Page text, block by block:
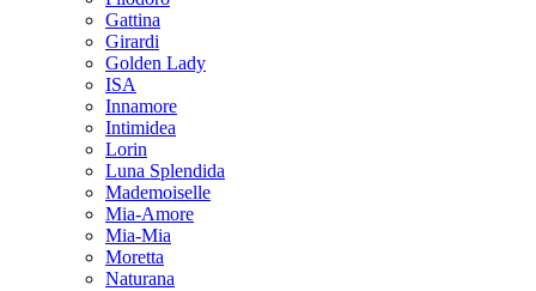
Gattina
Girardi
Golden Lady
ISA
Innamore
Intimidea
Lorin
Luna Splendida
Mademoiselle
Mia-Amore
Mia-Mia
Moretta
Naturana